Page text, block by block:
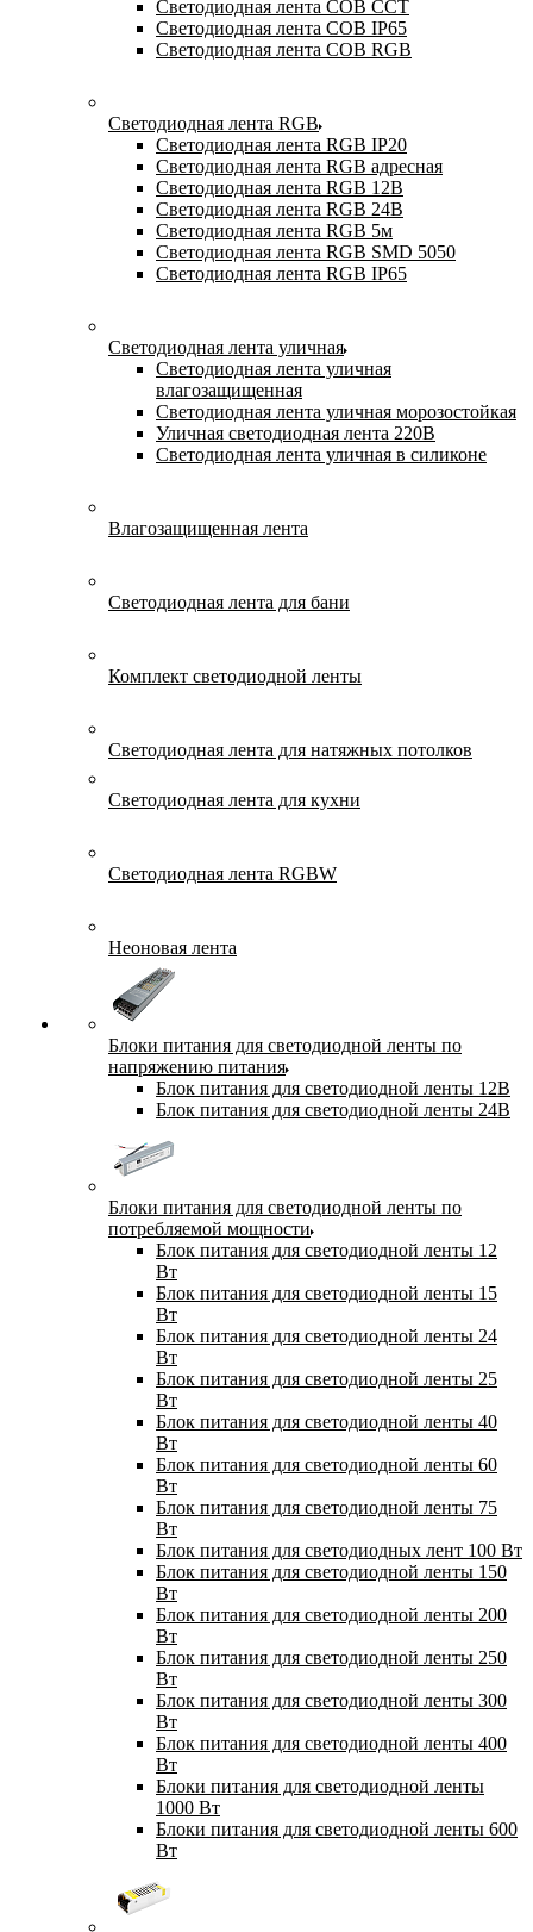
Светодиодная лента COB CCT
Светодиодная лента COB IP65
Светодиодная лента COB RGB
Светодиодная лента RGB
Светодиодная лента RGB IP20
Светодиодная лента RGB адресная
Светодиодная лента RGB 12В
Светодиодная лента RGB 24В
Светодиодная лента RGB 5м
Светодиодная лента RGB SMD 5050
Светодиодная лента RGB IP65
Светодиодная лента уличная
Светодиодная лента уличная
влагозащищенная
Светодиодная лента уличная морозостойкая
Уличная светодиодная лента 220В
Светодиодная лента уличная в силиконе
Влагозащищенная лента
Светодиодная лента для бани
Комплект светодиодной ленты
Светодиодная лента для натяжных потолков
Светодиодная лента для кухни
Светодиодная лента RGBW
Неоновая лента
Блоки питания для светодиодной ленты по
напряжению питания
Блок питания для светодиодной ленты 12В
Блок питания для светодиодной ленты 24В
Блоки питания для светодиодной ленты по
потребляемой мощности
Блок питания для светодиодной ленты 12
Вт
Блок питания для светодиодной ленты 15
Вт
Блок питания для светодиодной ленты 24
Вт
Блок питания для светодиодной ленты 25
Вт
Блок питания для светодиодной ленты 40
Вт
Блок питания для светодиодной ленты 60
Вт
Блок питания для светодиодной ленты 75
Вт
Блок питания для светодиодных лент 100 Вт
Блок питания для светодиодной ленты 150
Вт
Блок питания для светодиодной ленты 200
Вт
Блок питания для светодиодной ленты 250
Вт
Блок питания для светодиодной ленты 300
Вт
Блок питания для светодиодной ленты 400
Вт
Блоки питания для светодиодной ленты
1000 Вт
Блоки питания для светодиодной ленты 600
Вт